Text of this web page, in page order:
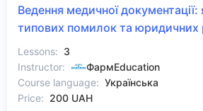
Ведення медичної документації:
типових помилок та юридичних
Lessons: 3
Instructor:
ФармEducation
Course language: Українська
Price: 200 UAH